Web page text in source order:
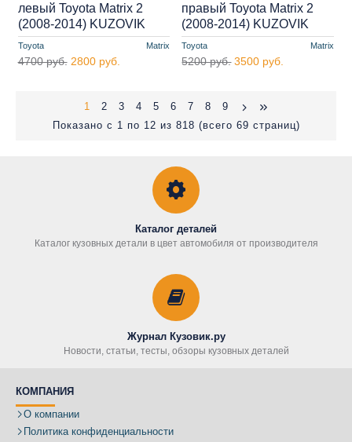
Toyota Matrix
левый Toyota Matrix 2
(2008-2014) KUZOVIK
4700 руб. 2800 руб.
Toyota Matrix
правый Toyota Matrix 2
(2008-2014) KUZOVIK
5200 руб. 3500 руб.
1 2 3 4 5 6 7 8
9
Показано с 1 по 12 из 818 (всего 69 страниц)
Каталог деталей
Каталог кузовных детали в цвет автомобиля от производителя
Журнал Кузовик.ру
Новости, статьи, тесты, обзоры кузовных деталей
КОМПАНИЯ
О компании
Политика конфиденциальности